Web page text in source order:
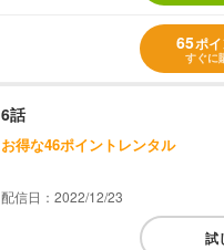
65ポ
すぐに
6話
お得な46ポイントレンタル
配信日：2022/12/23
試